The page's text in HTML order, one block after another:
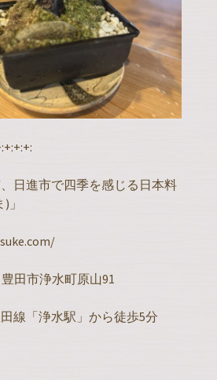
日進市で四季を感じる日本料
」
田市浄水町原山91
線「浄水駅」から徒歩5分